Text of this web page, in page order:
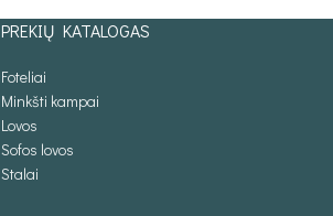
PREKIŲ KATALOGAS
Foteliai
Minkšti kampai
Lovos
Sofos lovos
Stalai